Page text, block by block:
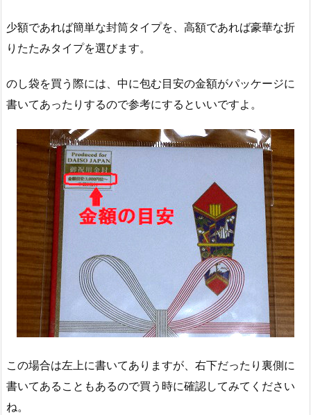
少額であれば簡単な封筒タイプを、高額であれば豪華な折
りたたみタイプを選びます。
のし袋を買う際には、中に包む目安の金額がパッケージに
書いてあったりするので参考にするといいですよ。
この場合は左上に書いてありますが、右下だったり裏側に
書いてあることもあるので買う時に確認してみてください
ね。